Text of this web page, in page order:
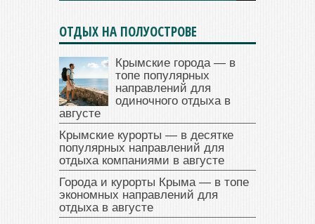
ОТДЫХ НА ПОЛУОСТРОВЕ
Крымские города — в
топе популярных
направлений для
одиночного отдыха в
августе
Крымские курорты — в десятке
популярных направлений для
отдыха компаниями в августе
Города и курорты Крыма — в топе
экономных направлений для
отдыха в августе